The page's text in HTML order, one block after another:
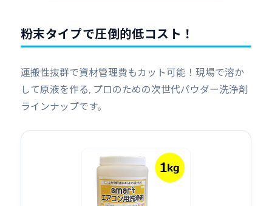
粉末タイプで圧倒的低コスト！
運搬性抜群で資材管理費もカット可能！現場で溶か
して原液を作る, プロのための次世代パウダー洗浄剤
ラインナップです。